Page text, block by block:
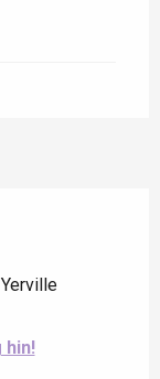
hin!